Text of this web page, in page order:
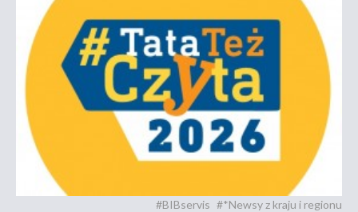
#BIBservis #*Newsy z kraju i regionu